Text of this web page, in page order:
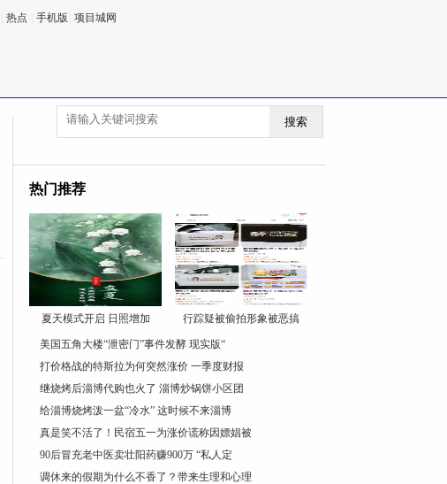
热点 手机版 项目城网
搜索
热门推荐
夏天模式开启 日照增加 行踪疑被偷拍形象被恶搞
美国五角大楼“泄密门”事件发酵 现实版“
打价格战的特斯拉为何突然涨价 一季度财报
继烧烤后淄博代购也火了 淄博炒锅饼小区团
给淄博烧烤泼一盆“冷水” 这时候不来淄博
真是笑不活了！民宿五一为涨价谎称因嫖娼被
90后冒充老中医卖壮阳药赚900万 “私人定
调休来的假期为什么不香了？带来生理和心理